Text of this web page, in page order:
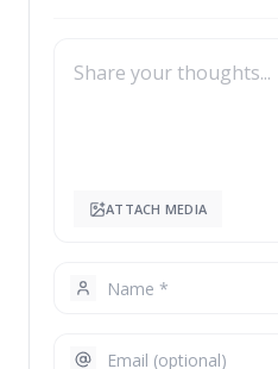
ATTACH MEDIA